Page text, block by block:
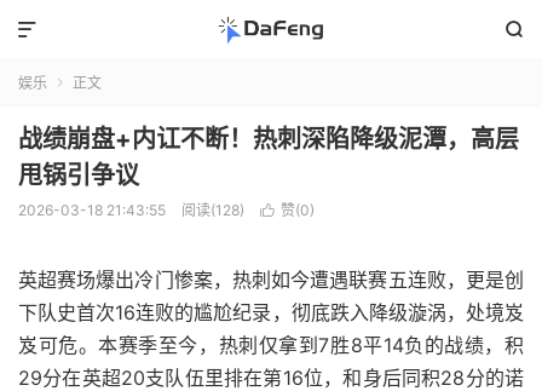


娱乐  正文
战绩崩盘+内讧不断！热刺深陷降级泥潭，高层
甩锅引争议
2026-03-18 21:43:55 阅读(128)  赞(0)
英超赛场爆出冷门惨案，热刺如今遭遇联赛五连败，更是创
下队史首次16连败的尴尬纪录，彻底跌入降级漩涡，处境岌
岌可危。本赛季至今，热刺仅拿到7胜8平14负的战绩，积
29分在英超20支队伍里排在第16位，和身后同积28分的诺